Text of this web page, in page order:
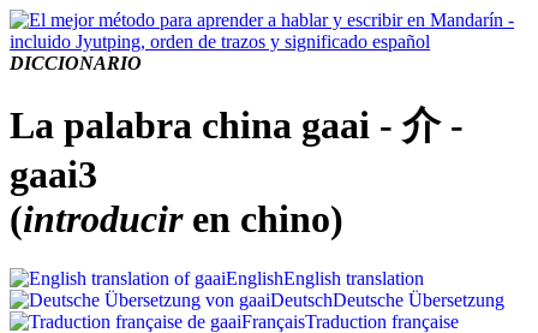
DICCIONARIO
La palabra china gaai - 介 -
gaai3
(introduciren chino)
EnglishEnglish translation
DeutschDeutsche Übersetzung
FrançaisTraduction française